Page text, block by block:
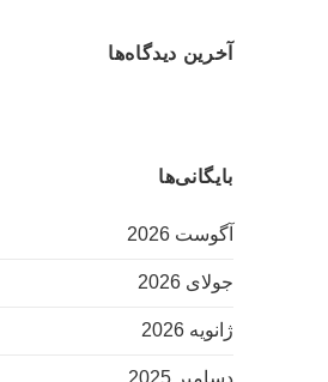
آخرین دیدگاه‌ها
بایگانی‌ها
آگوست 2026
جولای 2026
ژانویه 2026